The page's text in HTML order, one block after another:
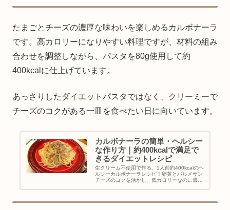
たまごとチーズの濃厚な味わいを楽しめるカルボナーラ
です。高カロリーになりやすい料理ですが、材料の組み
合わせを調整しながら、パスタを80g使用して約
400kcalに仕上げています。
あっさりしたダイエットパスタではなく、クリーミーで
チーズのコクがある一皿を食べたい日に向いています。
カルボナーラの簡単・ヘルシー
な作り方｜約400kcalで満足で
きるダイエットレシピ
生クリーム不使用で作る、1人前約400kcalのヘ
ルシーカルボナーラレシピ！卵黄とパルメザン
チーズのコクを活かし、低カロリーなのに濃厚